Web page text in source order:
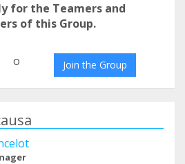
for the Teamers and
of this Group.
o Join the Group